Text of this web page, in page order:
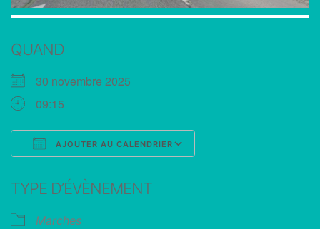
QUAND
30 novembre 2025
09:15
AJOUTER AU CALENDRIER
TYPE D’ÉVÈNEMENT
Marches